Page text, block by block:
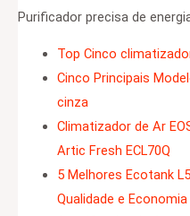
Purificador precisa de
Top Cinco
Cinco Principais
cinza
Climatizador de Ar
Artic Fresh ECL70Q
5 Melhores Ecotank
Qualidade e Economia